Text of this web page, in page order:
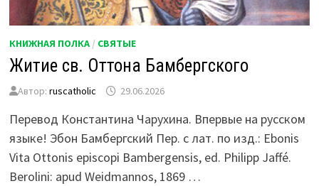
КНИЖНАЯ ПОЛКА / СВЯТЫЕ
Житие св. Оттона Бамбергского
Автор:ruscatholic 29.06.2026
Перевод Константина Чарухина. Впервые на русском
языке! Эбон Бамбергский Пер. с лат. по изд.: Ebonis
Vita Ottonis episcopi Bambergensis, ed. Philipp Jaffé.
Berolini: apud Weidmannos, 1869 …